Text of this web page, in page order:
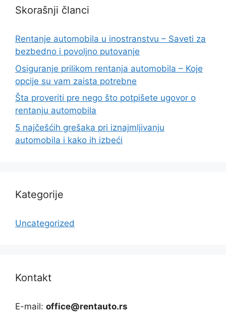
Skorašnji članci
Rentanje automobila u inostranstvu – Saveti za
bezbedno i povoljno putovanje
Osiguranje prilikom rentanja automobila – Koje
opcije su vam zaista potrebne
Šta proveriti pre nego što potpišete ugovor o
rentanju automobila
5 najčešćih grešaka pri iznajmljivanju
automobila i kako ih izbeći
Kategorije
Uncategorized
Kontakt
E-mail: office@rentauto.rs